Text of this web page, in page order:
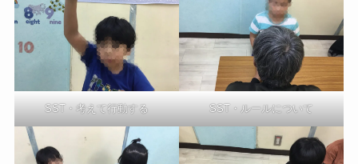
SST・考えて行動する SST・ルールについて